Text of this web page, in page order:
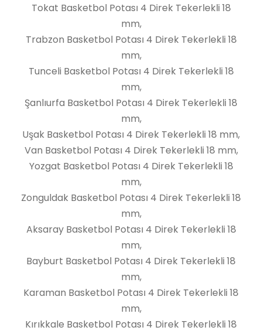
Tokat Basketbol Potası 4 Direk Tekerlekli 18
mm,
Trabzon Basketbol Potası 4 Direk Tekerlekli 18
mm,
Tunceli Basketbol Potası 4 Direk Tekerlekli 18
mm,
Şanlıurfa Basketbol Potası 4 Direk Tekerlekli 18
mm,
Uşak Basketbol Potası 4 Direk Tekerlekli 18 mm,
Van Basketbol Potası 4 Direk Tekerlekli 18 mm,
Yozgat Basketbol Potası 4 Direk Tekerlekli 18
mm,
Zonguldak Basketbol Potası 4 Direk Tekerlekli 18
mm,
Aksaray Basketbol Potası 4 Direk Tekerlekli 18
mm,
Bayburt Basketbol Potası 4 Direk Tekerlekli 18
mm,
Karaman Basketbol Potası 4 Direk Tekerlekli 18
mm,
Kırıkkale Basketbol Potası 4 Direk Tekerlekli 18